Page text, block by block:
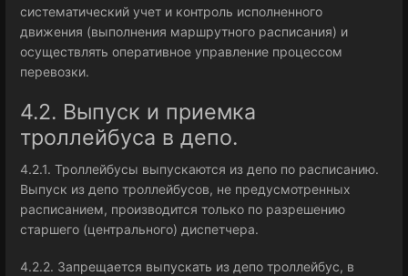
систематический учет и контроль исполненного
движения (выполнения маршрутного расписания) и
осуществлять оперативное управление процессом
перевозки.
4.2. Выпуск и приемка
троллейбуса в депо.
4.2.1. Троллейбусы выпускаются из депо по расписанию.
Выпуск из депо троллейбусов, не предусмотренных
расписанием, производится только по разрешению
старшего (центрального) диспетчера.
4.2.2. Запрещается выпускать из депо троллейбус, в